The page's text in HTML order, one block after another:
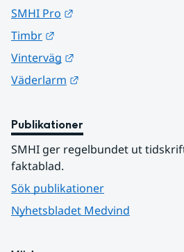
SMHI Pro
Timbr
Vinterväg
Väderlarm
Publikationer
SMHI ger regelbundet ut
faktablad.
Sök publikationer
Nyhetsbladet Medvind